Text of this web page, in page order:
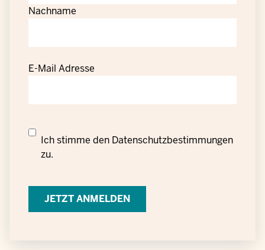
Nachname
E-Mail Adresse
Datenschutzrechtliche
Einwilligung
personenbezogener
Ich stimme den Datenschutzbestimmungen
zu.